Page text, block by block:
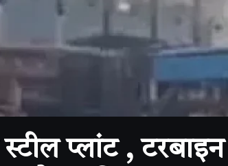
प्लांट , टरबाइन